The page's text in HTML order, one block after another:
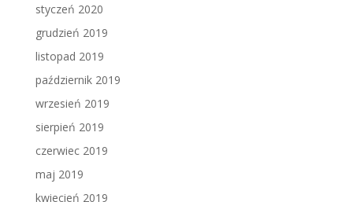
styczeń 2020
grudzień 2019
listopad 2019
październik 2019
wrzesień 2019
sierpień 2019
czerwiec 2019
maj 2019
kwiecień 2019